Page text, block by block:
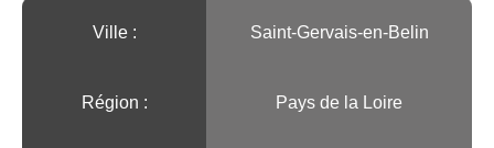
Ville :️ Saint-Gervais-en-Belin
Région :️ Pays de la Loire